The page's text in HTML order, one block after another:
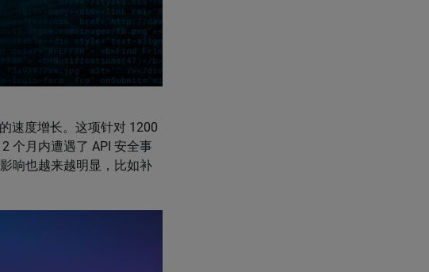
速度增长。这项针对 1200
个月内遭遇了 API 安全事
响也越来越明显，比如补